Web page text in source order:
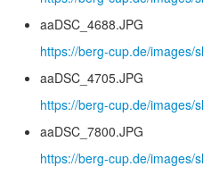
aaDSC_4688.JPG
https://berg-cup.de/images/
aaDSC_4705.JPG
https://berg-cup.de/images/
aaDSC_7800.JPG
https://berg-cup.de/images/